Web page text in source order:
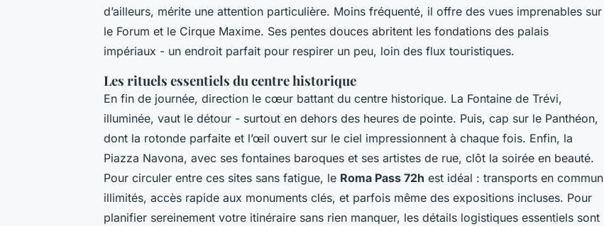
d’ailleurs, mérite une attention particulière. Moins fréquenté, il offre des vues imprenables sur
le Forum et le Cirque Maxime. Ses pentes douces abritent les fondations des palais
impériaux - un endroit parfait pour respirer un peu, loin des flux touristiques.
Les rituels essentiels du centre historique
En fin de journée, direction le cœur battant du centre historique. La Fontaine de Trévi,
illuminée, vaut le détour - surtout en dehors des heures de pointe. Puis, cap sur le Panthéon,
dont la rotonde parfaite et l’œil ouvert sur le ciel impressionnent à chaque fois. Enfin, la
Piazza Navona, avec ses fontaines baroques et ses artistes de rue, clôt la soirée en beauté.
Pour circuler entre ces sites sans fatigue, le Roma Pass 72h est idéal : transports en commun
illimités, accès rapide aux monuments clés, et parfois même des expositions incluses. Pour
planifier sereinement votre itinéraire sans rien manquer, les détails logistiques essentiels sont